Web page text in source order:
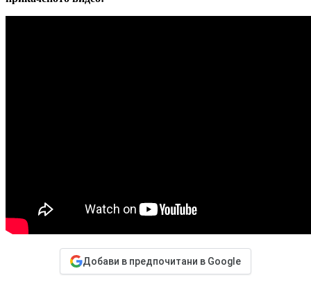
Добави в предпочитани в Google